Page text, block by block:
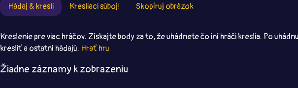
Hádaj & kresli Kresliaci súboj! Skopíruj obrázok
Kreslenie pre viac hráčov. Získajte body za to, že uhádnete čo iní hráči kreslia. Po
kresliť a ostatní hádajú. Hrať hru
Žiadne záznamy k zobrazeniu